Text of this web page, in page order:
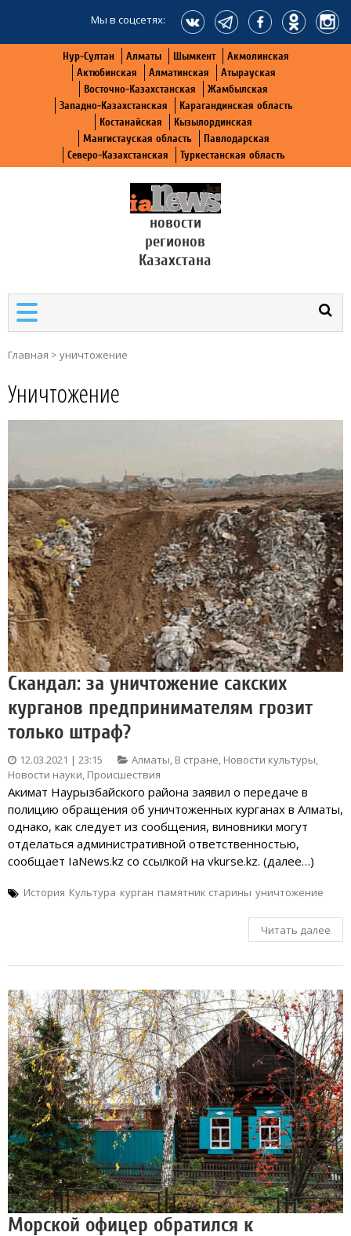
Мы в соцсетях:
Нур-Султан Алматы Шымкент
Акмолинская
Актюбинская
Алматинская
Атырауская
Восточно-Казахстанская
Жамбылская
Западно-Казахстанская
Карагандинская область
Костанайская
Кызылординская
Мангистауская область
Павлодарская
Северо-Казахстанская
Туркестанская область
новости
регионов
Казахстана
Главная > уничтожение
Уничтожение
Скандал: за уничтожение сакских
курганов предпринимателям грозит
только штраф?
12.03.2021 | 23:15 Алматы, В стране, Новости культуры,
Новости науки, Происшествия
Акимат Наурызбайского района заявил о передаче в
полицию обращения об уничтоженных курганах в Алматы,
однако, как следует из сообщения, виновники могут
отделаться административной ответственностью,
сообщает IaNews.kz со ссылкой на vkurse.kz. (далее…)
История Культура курган памятник старины уничтожение
Читать далее
Морской офицер обратился к